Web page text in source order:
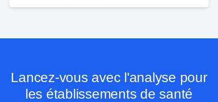
Lancez-vous avec l'analyse pour
les établissements de santé